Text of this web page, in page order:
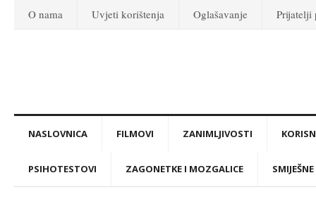
O nama Uvjeti korištenja Oglašavanje Prijatelji
NASLOVNICA FILMOVI ZANIMLJIVOSTI
PSIHOTESTOVI ZAGONETKE I MOZGALICE